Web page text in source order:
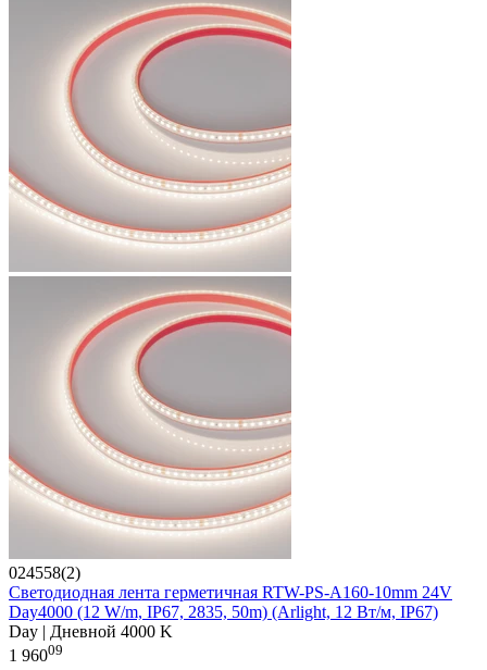
024558(2)
Светодиодная лента герметичная RTW-PS-A160-10mm 24V
Day4000 (12 W/m, IP67, 2835, 50m) (Arlight, 12 Вт/м, IP67)
Day | Дневной 4000 K
1 96009